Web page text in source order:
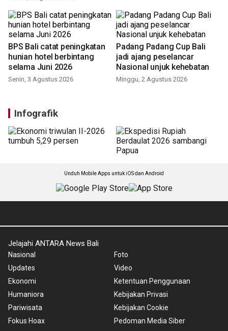
BPS Bali catat peningkatan
hunian hotel berbintang
selama Juni 2026
Senin, 3 Agustus 2026
Padang Padang Cup Bali
jadi ajang peselancar
Nasional unjuk kehebatan
Minggu, 2 Agustus 2026
Infografik
Unduh Mobile Apps untuk iOS dan Android
Jelajahi ANTARA News Bali
Nasional
Updates
Ekonomi
Humaniora
Pariwisata
Fokus Hoax
Foto
Video
Ketentuan Penggunaan
Kebijakan Privasi
Kebijakan Cookie
Pedoman Media Siber